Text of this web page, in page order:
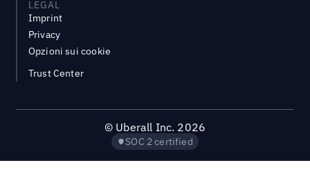
LEGAL
Imprint
Privacy
Opzioni sui cookie
Trust Center
© Uberall Inc. 2026
SOC 2 certified